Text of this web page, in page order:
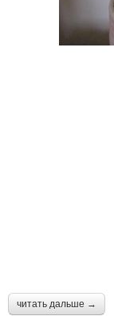
читать дальше →